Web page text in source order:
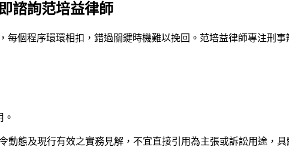
諮詢范培益律師
個程序環環相扣，錯過關鍵時機難以挽回。 范培益律師專注刑事
態及現行有效之實務見解，不宜直接引用為主張或訴訟用途，具